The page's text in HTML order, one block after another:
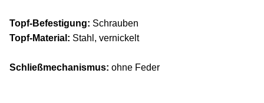
Topf-Befestigung: Schrauben
Topf-Material: Stahl, vernickelt
Schließmechanismus: ohne Feder